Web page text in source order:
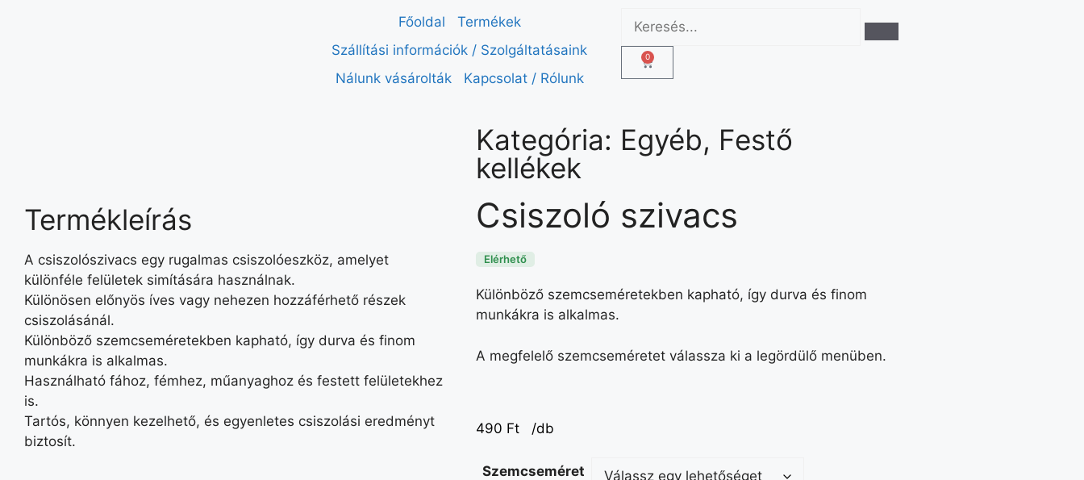
Főoldal
Termékek
Szállítási információk / Szolgáltatásaink
Nálunk vásárolták
Kapcsolat / Rólunk
0
Termékleírás
A csiszolószivacs egy rugalmas csiszolóeszköz, amelyet
különféle felületek simítására használnak.
Különösen előnyös íves vagy nehezen hozzáférhető részek
csiszolásánál.
Különböző szemcseméretekben kapható, így durva és finom
munkákra is alkalmas.
Használható fához, fémhez, műanyaghoz és festett felületekhez
is.
Tartós, könnyen kezelhető, és egyenletes csiszolási eredményt
biztosít.
Kategória: Egyéb, Festő
kellékek
Csiszoló szivacs
Elérhető
Különböző szemcseméretekben kapható, így durva és finom
munkákra is alkalmas.
A megfelelő szemcseméretet válassza ki a legördülő menüben.
490 Ft /db
Szemcseméret